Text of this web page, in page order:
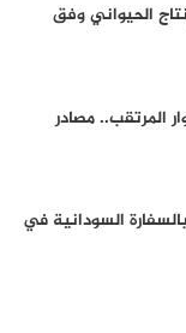
الحيواني وفق
المرتقب.. مصادر
السودانية في